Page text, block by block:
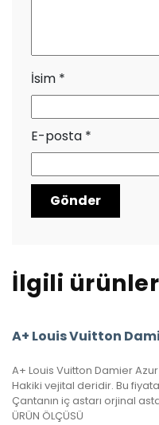
İsim *
E-posta *
İlgili ürünler
Hakiki vejital deridir. Bu
ÜRÜN ÖLÇÜSÜ